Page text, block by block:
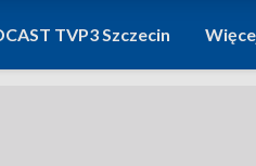
TVP3 Szczecin